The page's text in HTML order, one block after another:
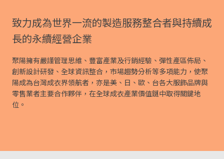
致力成為世界一流的製造服務整合者與持續成
長的永續經營企業
聚陽擁有嚴謹管理思維、豐富產業及行銷經驗、彈性產區佈局、
創新設計研發、全球資訊整合，市場趨勢分析等多項能力，使聚
陽成為台灣成衣界領航者，亦是美、日、歐、台各大服飾品牌與
零售業者主要合作夥伴，在全球成衣產業價值鏈中取得關鍵地
位。